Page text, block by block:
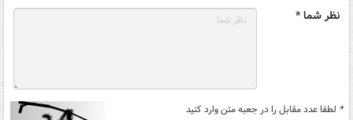
نظر شما *
* لطفا عدد مقابل را در جعبه متن وارد کنید